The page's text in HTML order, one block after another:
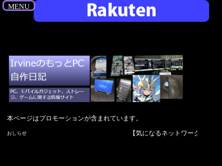
MENU
本ページはプロモーションが含まれています。
おしらせ 【気になるネットワーク機器】Planex 10Gbpsハブ FXXG-